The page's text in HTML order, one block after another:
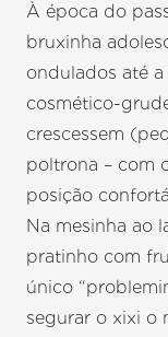
À época do
bruxinha
ondulados até
cosmético-
crescessem
poltrona – com
posição
Na mesinha ao
pratinho com
único
segurar o xixi o